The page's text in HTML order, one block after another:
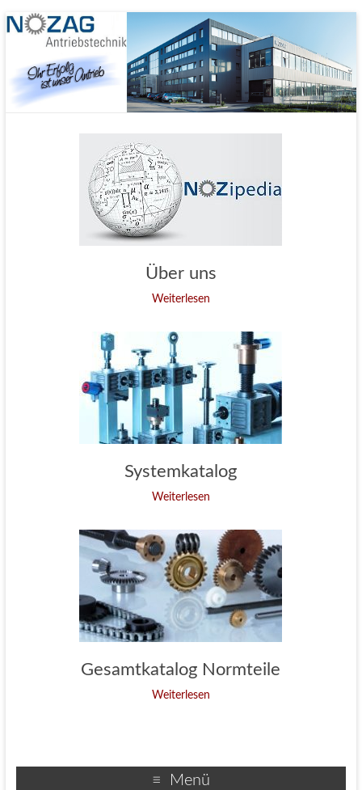
Nozag GmbH
Über uns
Weiterlesen
Systemkatalog
Weiterlesen
Gesamtkatalog Normteile
Weiterlesen
Menü